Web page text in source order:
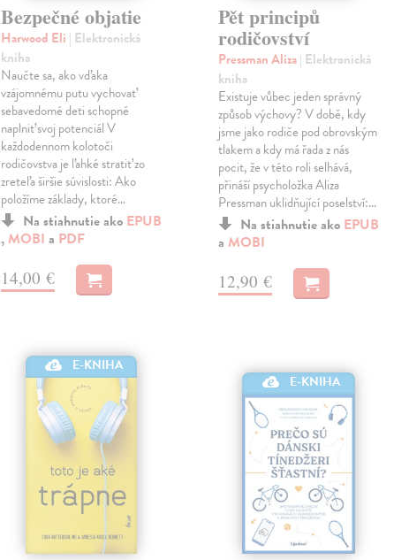
Bezpečné objatie
Harwood Eli | Elektronická
kniha
Naučte sa, ako vďaka
vzájomnému putu vychovať
sebavedomé deti schopné
naplniť svoj potenciál V
každodennom kolotoči
rodičovstva je ľahké stratiť zo
zreteľa širšie súvislosti: Ako
položíme základy, ktoré…
Na stiahnutie ako EPUB
, MOBI a PDF
14,00 €
Pět principů
rodičovství
Pressman Aliza| Elektronická
kniha
Existuje vůbec jeden správný
způsob výchovy? V době, kdy
jsme jako rodiče pod obrovským
tlakem a kdy má řada z nás
pocit, že v této roli selhává,
přináší psycholožka Aliza
Pressman uklidňující poselství:…
Na stiahnutie ako EPUB
a MOBI
12,90 €
E-KNIHA
E-KNIHA